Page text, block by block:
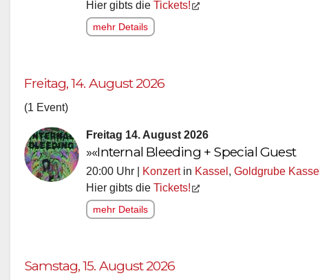
Hier gibts die Tickets!
mehr Details
Freitag, 14. August 2026
(1 Event)
Freitag 14. August 2026
»«Internal Bleeding + Special Guest
20:00 Uhr | Konzertin Kassel , Goldgrube Kassel
Hier gibts die Tickets!
mehr Details
Samstag, 15. August 2026